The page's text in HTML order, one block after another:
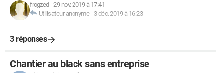
frogzed -29 nov. 2019 à 17:41
Utilisateur anonyme- 3 déc. 2019 à 16:23
3 réponses
Chantier au black sans entreprise